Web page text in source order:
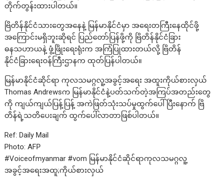
တိုက်တွန်းထားပါတယ်။
ဗြိတိန်နိုင်ငံသားတွေအနေနဲ့ မြန်မာနိုင်ငံမှာ အရေးတကြီးနေထိုင်ဖို့
အကြောင်းမရှိဘူးဆိုရင် ပြည်တော်ပြန်ဖို့ကို ဗြိတိန်နိုင်ငံခြား
ဓနသဟာယနဲ့ ဖွံ့ဖြိုးရေးရုံးက အကြံပြုထားတယ်လို့ ဗြိတိန်
နိုင်ငံခြားရေးဝန်ကြီးဌာနက ထုတ်ပြန်ပါတယ်။
မြန်မာနိုင်ငံဆိုင်ရာ ကုလသမဂ္ဂလူ့အခွင့်အရေး အထူးကိုယ်စားလှယ်
Thomas Andrewsက မြန်မာနိုင်ငံနဲ့ပတ်သက်တဲ့အကြပ်အတည်းတွေ
ကို ကျယ်ကျယ်ပြန့်ပြန့် အကဲဖြတ်သုံးသပ်မှုထွက်ပေါ်ပြီးနောက် ဗြိ
တိန်ရဲ့သတိပေးချက် ထွက်ပေါ်လာတာဖြစ်ပါတယ်။
Ref: Daily Mail
Photo: AFP
#Voiceofmyanmar #vom မြန်မာနိုင်ငံဆိုင်ရာကုလသမဂ္ဂလူ့
အခွင့်အရေးအထူ;ကိုယ်စားလှယ်